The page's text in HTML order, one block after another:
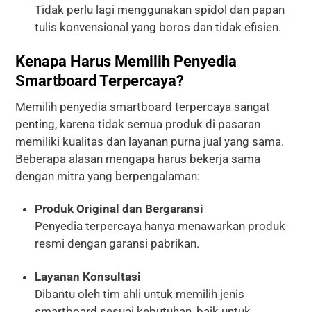
Tidak perlu lagi menggunakan spidol dan papan
tulis konvensional yang boros dan tidak efisien.
Kenapa Harus Memilih Penyedia
Smartboard Terpercaya?
Memilih penyedia smartboard terpercaya sangat
penting, karena tidak semua produk di pasaran
memiliki kualitas dan layanan purna jual yang sama.
Beberapa alasan mengapa harus bekerja sama
dengan mitra yang berpengalaman:
Produk Original dan Bergaransi
Penyedia terpercaya hanya menawarkan produk
resmi dengan garansi pabrikan.
Layanan Konsultasi
Dibantu oleh tim ahli untuk memilih jenis